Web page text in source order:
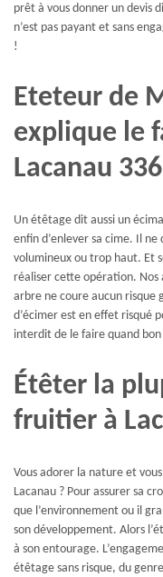
prêt à vous donner un devis
n’est pas payant et sans
!
Eteteur de
explique le
Lacanau
Un étêtage dit aussi un
enfin d’enlever sa cime. Il
volumineux ou trop haut. Et
réaliser cette opération.
arbre ne coure aucun risque
d’écimer est en effet risqué
interdit de le faire quand bon
Étêter la
fruitier à
Vous adorer la nature et
Lacanau ? Pour assurer sa
que l’environnement ou il
son développement. Alors
à son entourage.
étêtage sans risque, du